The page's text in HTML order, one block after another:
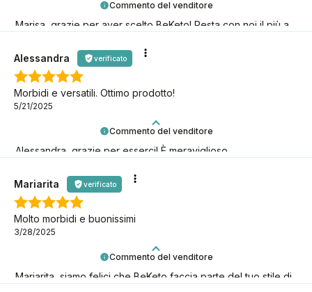
Commento del venditore
Marisa, grazie per aver scelto BeKeto! Resta con noi il più a
Commento del venditore
Alessandra, grazie per esserci! È meraviglioso
Alessandra verificato
Morbidi e versatili. Ottimo prodotto!
5/21/2025
Commento del venditore
Mariarita, siamo felici che BeKeto faccia parte del tuo stile di
Mariarita verificato
Molto morbidi e buonissimi
3/28/2025